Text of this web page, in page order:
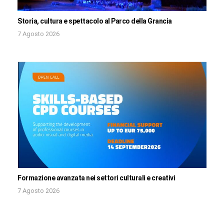
Storia, cultura e spettacolo al Parco della Grancia
7 Agosto 2026
Formazione avanzata nei settori culturali e creativi
7 Agosto 2026